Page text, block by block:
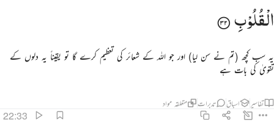
الْقُلُوْبِ
یہ سب کچھ (تم نے سن لیا) اور جو اللہ کے شعائر کی تعظیم کرے گا تو یقیناً یہ دلوں کے
تقویٰ کی بات ہے
تفاسیر اسباق تدبرات متعلقہ مواد
22:33